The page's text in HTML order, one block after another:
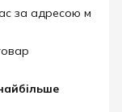
за адресою м